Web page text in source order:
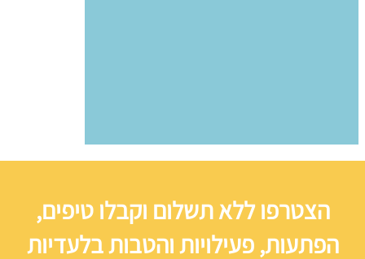
הצטרפו ללא תשלום וקבלו טיפים,
הפתעות, פעילויות והטבות בלעדיות